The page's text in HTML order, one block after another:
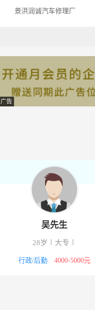
景洪润诚汽车修理厂
云南隆辉石材有限公司
西双版纳广洪建材有限公
云南国信典当行有限公司
江苏高特阀业有限公司
西顿照明
盐城腾讯工程项目管理有
广告
吴先生
28岁 大专
行政/后勤 4000-5000元